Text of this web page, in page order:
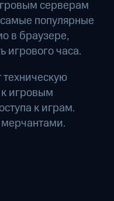
серверам
популярные
в браузере,
игрового часа.
игровым
к играм.